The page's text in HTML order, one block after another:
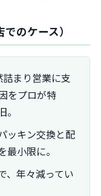
のケース）
まり営業に支
をプロが特
ッキン交換と配
小限に。
、年々減ってい